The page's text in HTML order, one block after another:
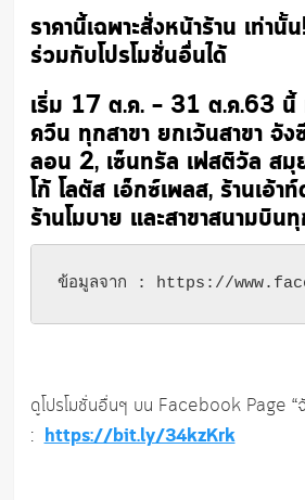
ราคานี้เฉพาะสั่งหน้าร้าน เท่านั้
ร่วมกับโปรโมชั่นอื่นได้
เริ่ม 17 ต.ค. – 31 ต.ค.63 นี้
ควีน ทุกสาขา ยกเว้นสาขา จั
ลอน 2, เซ็นทรัล เฟสติวัล ส
โก้ โลตัส เอ็กซ์เพลส, ร้านเอ้า
ร้านโมบาย และสาขาสนามบิน
ข้อมูลจาก : https://
ดูโปรโมชั่นอื่นๆ บน Facebook Page “จั
: https://bit.ly/34kzKrk